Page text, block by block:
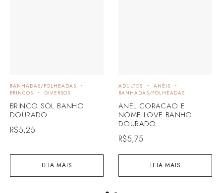
LEIA MAIS
BANHADAS/FOLHEADAS
BRINCOS
DIVERSOS
BRINCO SOL BANHO
DOURADO
R$5,25
LEIA MAIS
ADULTOS
ANÉIS
BANHADAS/FOLHEADAS
ANEL CORACAO E
NOME LOVE BANHO
DOURADO
R$5,75